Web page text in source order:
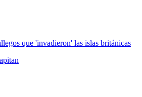
que 'invadieron' las islas británicas